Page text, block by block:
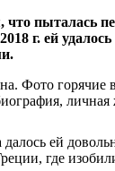
что пыталась
г. ей
ей
где